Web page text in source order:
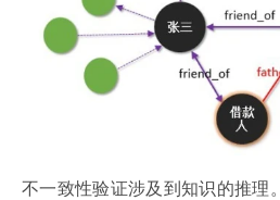
不一致性验证涉及到知识的推理